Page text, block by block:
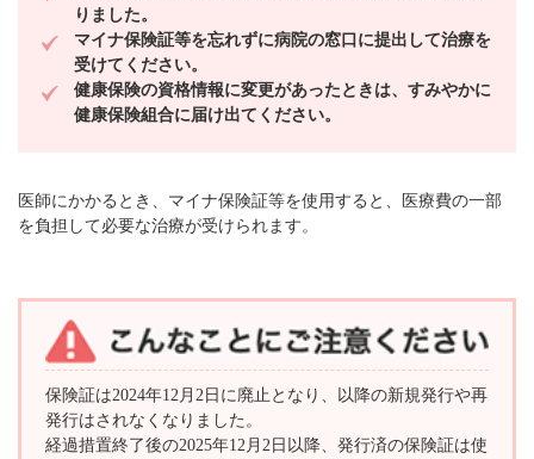
りました。
マイナ保険証等を忘れずに病院の窓口に提出して治療を
受けてください。
健康保険の資格情報に変更があったときは、すみやかに
健康保険組合に届け出てください。
医師にかかるとき、マイナ保険証等を使用すると、医療費の一部
を負担して必要な治療が受けられます。
保険証は2024年12月2日に廃止となり、以降の新規発行や再
発行はされなくなりました。
経過措置終了後の2025年12月2日以降、発行済の保険証は使